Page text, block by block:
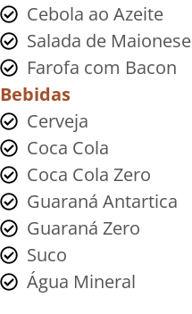
Cebola ao Azeite
Salada de Maionese
Farofa com Bacon
Bebidas
Cerveja
Coca Cola
Coca Cola Zero
Guaraná Antartica
Guaraná Zero
Suco
Água Mineral